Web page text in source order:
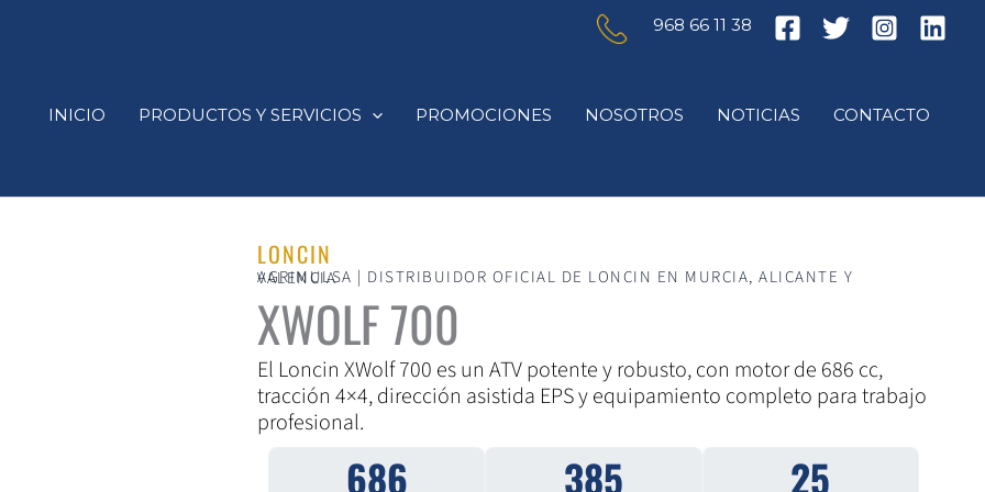
968 66 11 38
INICIO PRODUCTOS Y SERVICIOS PROMOCIONES NOSOTROS NOTICIAS CONTACTO
LONCIN
AGRIMULSA | DISTRIBUIDOR OFICIAL DE LONCIN EN MURCIA, ALICANTE Y VALENCIA
XWOLF 700
El Loncin XWolf 700 es un ATV potente y robusto, con motor de 686 cc,
tracción 4×4, dirección asistida EPS y equipamiento completo para trabajo
profesional.
686 385 25